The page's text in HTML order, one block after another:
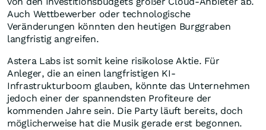
Auch Wettbewerber oder technologische
Veränderungen könnten den heutigen Burggraben
langfristig angreifen.
Astera Labs ist somit keine risikolose Aktie. Für
Anleger, die an einen langfristigen KI-
Infrastrukturboom glauben, könnte das Unternehmen
jedoch einer der spannendsten Profiteure der
kommenden Jahre sein. Die Party läuft bereits, doch
möglicherweise hat die Musik gerade erst begonnen.